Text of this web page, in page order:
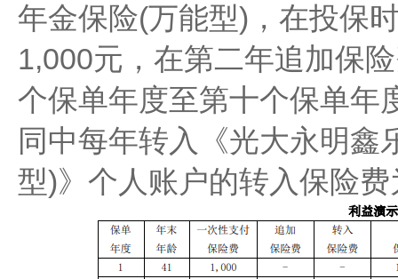
年金保险(万能型)，在投保
1,000元，在第二年追加保
个保单年度至第十个保单年
同中每年转入《光大永明鑫
型)》个人账户的转入保险